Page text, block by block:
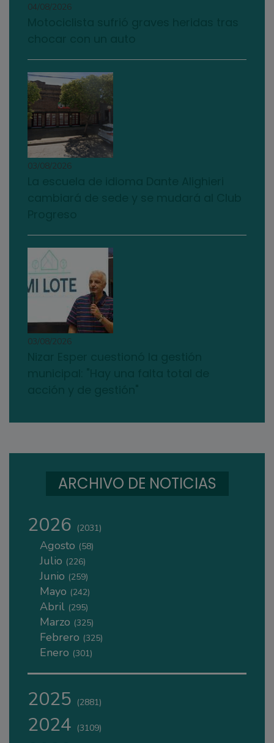
04/08/2026
03/08/2026
03/08/2026
ARCHIVO DE NOTICIAS
2026 (2031)
Agosto (58)
Julio (226)
Junio (259)
Mayo (242)
Abril (295)
Marzo (325)
Febrero (325)
Enero (301)
2025 (2881)
2024 (3109)